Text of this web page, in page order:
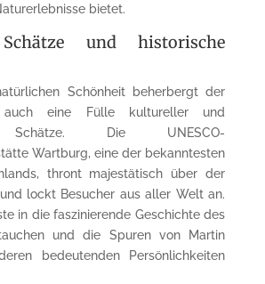
bietet.
und historische
Schönheit beherbergt der
auch eine Fülle kultureller und
Schätze. Die UNESCO-
Wartburg, eine der bekanntesten
thront majestätisch über der
lockt Besucher aus aller Welt an.
in die faszinierende Geschichte des
und die Spuren von Martin
bedeutenden Persönlichkeiten